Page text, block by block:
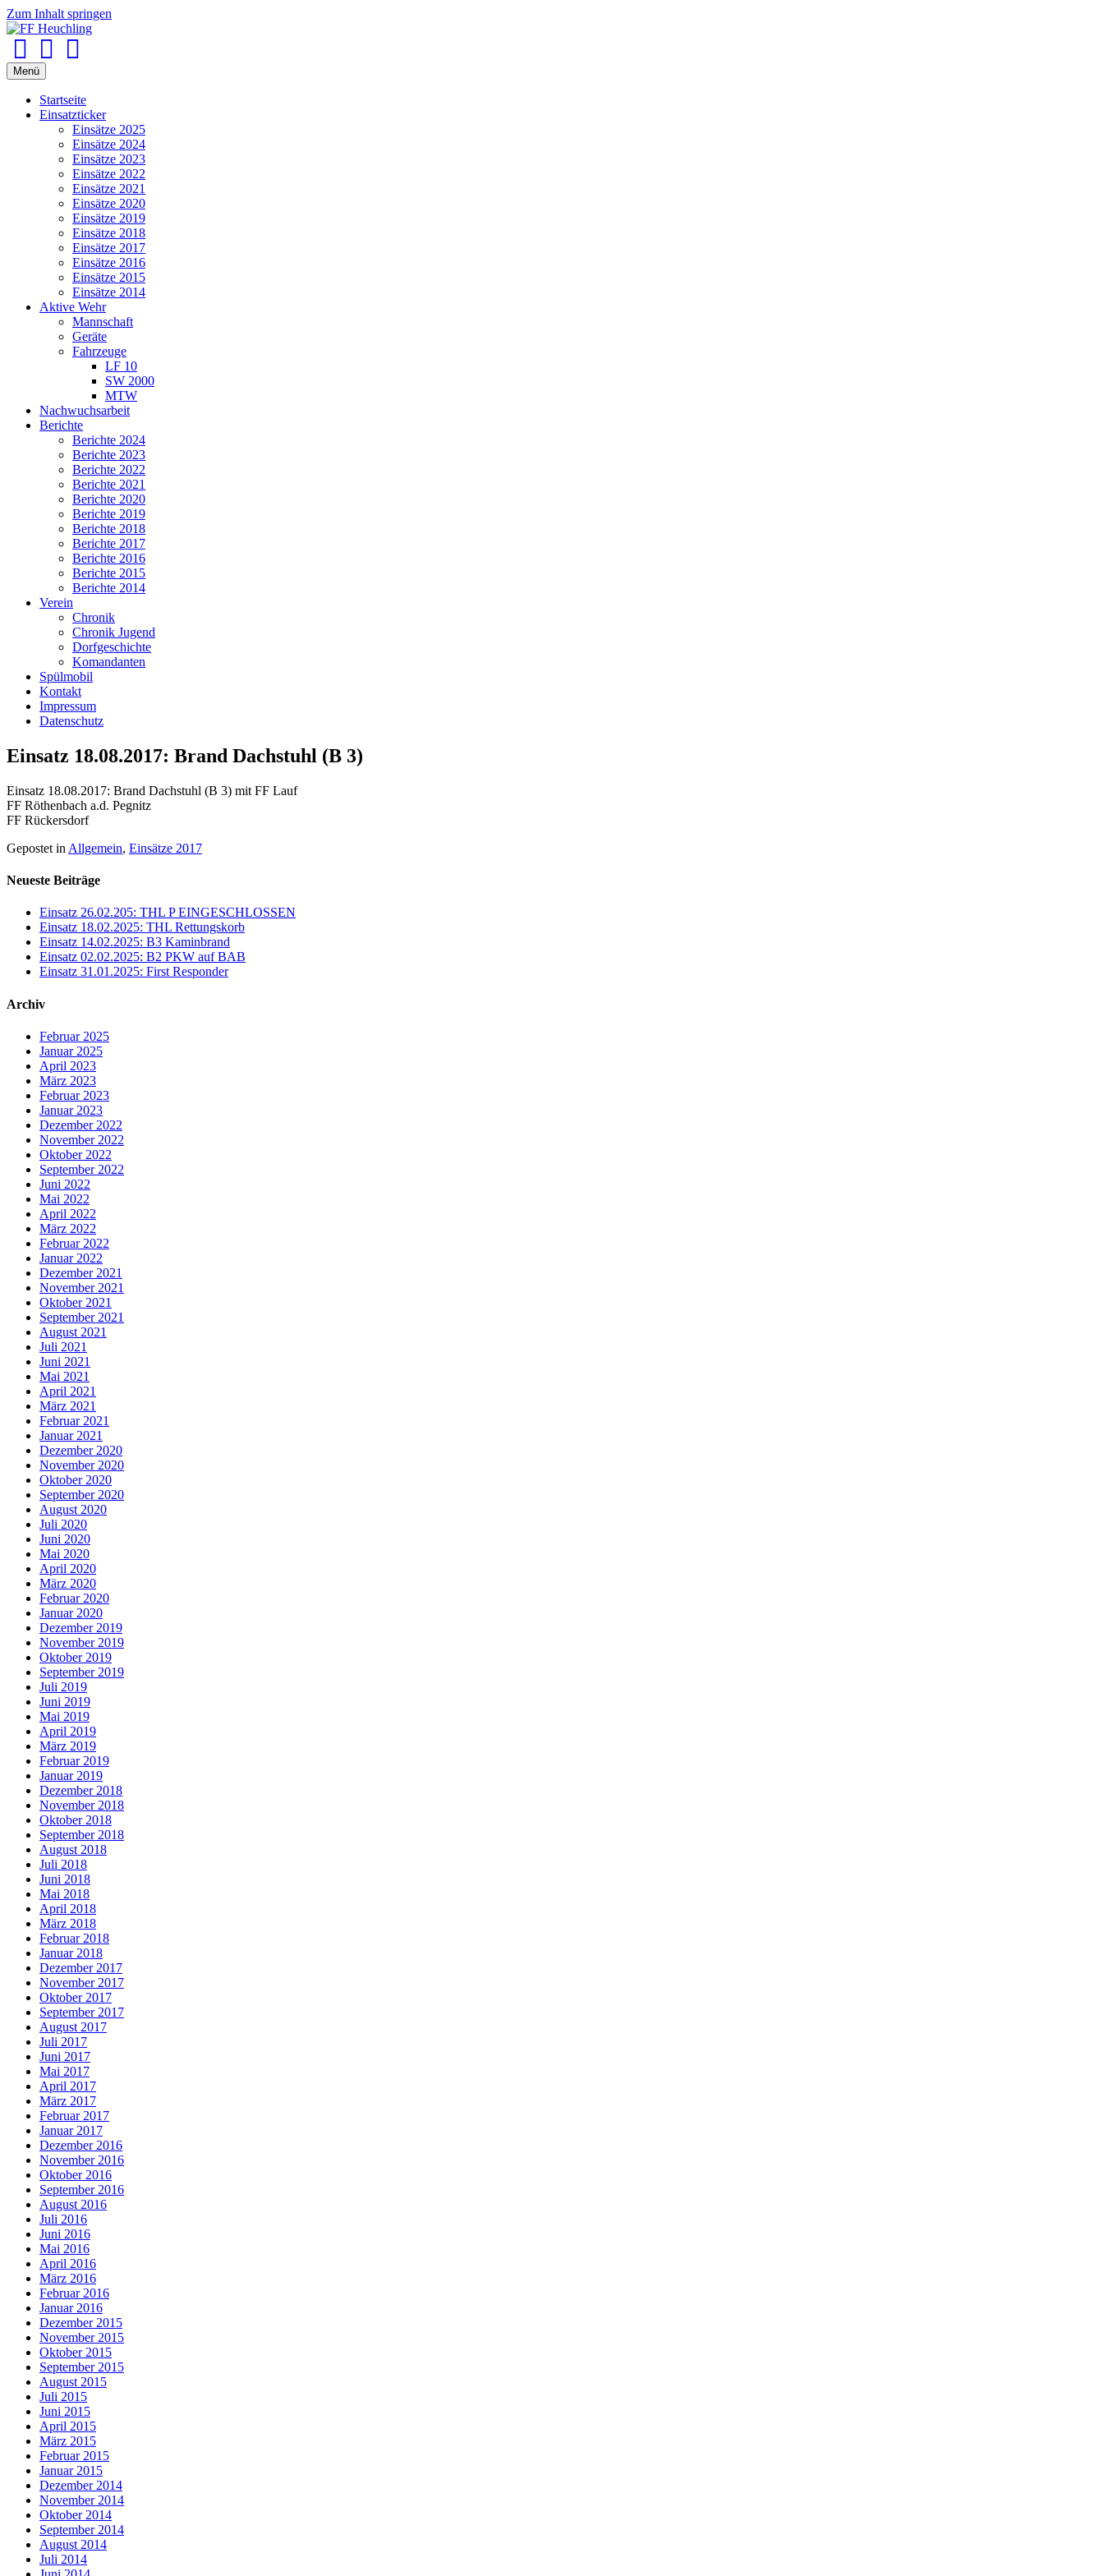
Zum Inhalt springen
Menü
Startseite
Einsatzticker
Einsätze 2025
Einsätze 2024
Einsätze 2023
Einsätze 2022
Einsätze 2021
Einsätze 2020
Einsätze 2019
Einsätze 2018
Einsätze 2017
Einsätze 2016
Einsätze 2015
Einsätze 2014
Aktive Wehr
Mannschaft
Geräte
Fahrzeuge
LF 10
SW 2000
MTW
Nachwuchsarbeit
Berichte
Berichte 2024
Berichte 2023
Berichte 2022
Berichte 2021
Berichte 2020
Berichte 2019
Berichte 2018
Berichte 2017
Berichte 2016
Berichte 2015
Berichte 2014
Verein
Chronik
Chronik Jugend
Dorfgeschichte
Komandanten
Spülmobil
Kontakt
Impressum
Datenschutz
Einsatz 18.08.2017: Brand Dachstuhl (B 3)
Einsatz 18.08.2017: Brand Dachstuhl (B 3) mit FF Lauf
FF Röthenbach a.d. Pegnitz
FF Rückersdorf
Gepostet in Allgemein, Einsätze 2017
Neueste Beiträge
Einsatz 26.02.205: THL P EINGESCHLOSSEN
Einsatz 18.02.2025: THL Rettungskorb
Einsatz 14.02.2025: B3 Kaminbrand
Einsatz 02.02.2025: B2 PKW auf BAB
Einsatz 31.01.2025: First Responder
Archiv
Februar 2025
Januar 2025
April 2023
März 2023
Februar 2023
Januar 2023
Dezember 2022
November 2022
Oktober 2022
September 2022
Juni 2022
Mai 2022
April 2022
März 2022
Februar 2022
Januar 2022
Dezember 2021
November 2021
Oktober 2021
September 2021
August 2021
Juli 2021
Juni 2021
Mai 2021
April 2021
März 2021
Februar 2021
Januar 2021
Dezember 2020
November 2020
Oktober 2020
September 2020
August 2020
Juli 2020
Juni 2020
Mai 2020
April 2020
März 2020
Februar 2020
Januar 2020
Dezember 2019
November 2019
Oktober 2019
September 2019
Juli 2019
Juni 2019
Mai 2019
April 2019
März 2019
Februar 2019
Januar 2019
Dezember 2018
November 2018
Oktober 2018
September 2018
August 2018
Juli 2018
Juni 2018
Mai 2018
April 2018
März 2018
Februar 2018
Januar 2018
Dezember 2017
November 2017
Oktober 2017
September 2017
August 2017
Juli 2017
Juni 2017
Mai 2017
April 2017
März 2017
Februar 2017
Januar 2017
Dezember 2016
November 2016
Oktober 2016
September 2016
August 2016
Juli 2016
Juni 2016
Mai 2016
April 2016
März 2016
Februar 2016
Januar 2016
Dezember 2015
November 2015
Oktober 2015
September 2015
August 2015
Juli 2015
Juni 2015
April 2015
März 2015
Februar 2015
Januar 2015
Dezember 2014
November 2014
Oktober 2014
September 2014
August 2014
Juli 2014